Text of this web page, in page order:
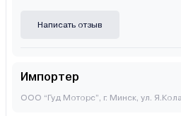
Написать отзыв
Импортер
ООО “Гуд Моторс”, г. Минск, ул.